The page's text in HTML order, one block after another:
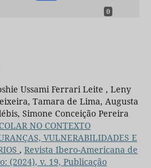
0
Ussami Ferrari Leite , Leny
Tamara de Lima, Augusta
Simone Conceição Pereira
NO CONTEXTO
VULNERABILIDADES E
, Revista Ibero-Americana de
(2024), v. 19, Publicação